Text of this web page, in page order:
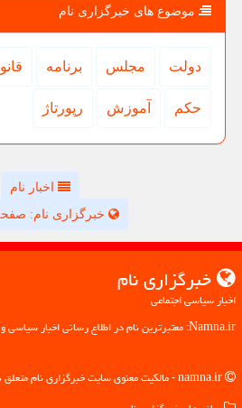
موضوع های خبرگزاری نام
دولت مجلس برنامه
حكم آموزش رپورتاژ
اخبار نام
خبرگزاری نام:
خبرگزاری نام
اخبار سیاسی اجتماعی
Namna.ir: معتبرترین نام در اطلاع رسانی اخبار سیاسی و اجتماعی، گامی مطمئن به سوی آگاهی